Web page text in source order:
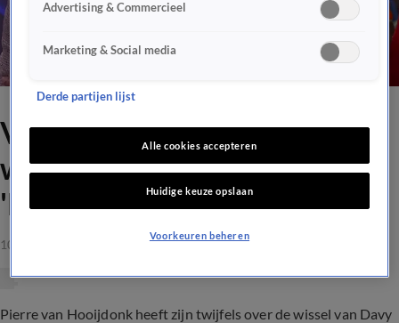
Van Hooijdonk twijfelt over
wissel Klaassen in De Kuip:
'Het was geen baksteen, hè'
10 apr 2023, 00:00
Pierre van Hooijdonk heeft zijn twijfels over de wissel van Davy
Advertising & Commercieel
Marketing & Social media
Derde partijen lijst
Alle cookies accepteren
Huidige keuze opslaan
Voorkeuren beheren